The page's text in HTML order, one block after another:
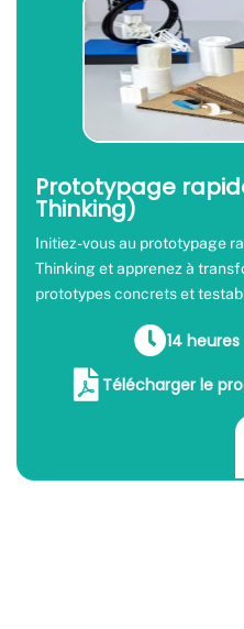
Prototypage
Thinking)
Initiez-vous au prototypage
Thinking et apprenez à
prototypes concrets et
14 heures
Télécharger le